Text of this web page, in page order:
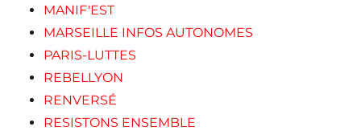
MANIF'EST
MARSEILLE INFOS AUTONOMES
PARIS-LUTTES
REBELLYON
RENVERSÉ
RESISTONS ENSEMBLE